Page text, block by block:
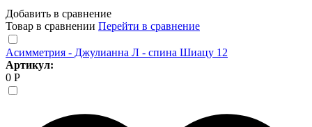
Добавить в сравнение
Товар в сравнении Перейти в сравнение
Асимметрия - Джулианна Л - спина Шиацу 12
Артикул:
0 Р